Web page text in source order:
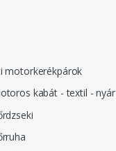
motorkerékpárok
kabát - textil - nyár